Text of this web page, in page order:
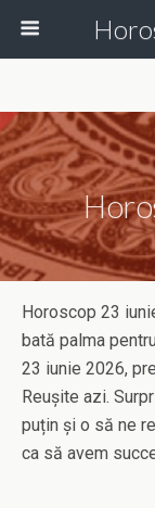
Horoscop 23
bată palma
23 iunie 2026,
Reușite azi.
puțin și o să ne
ca să avem